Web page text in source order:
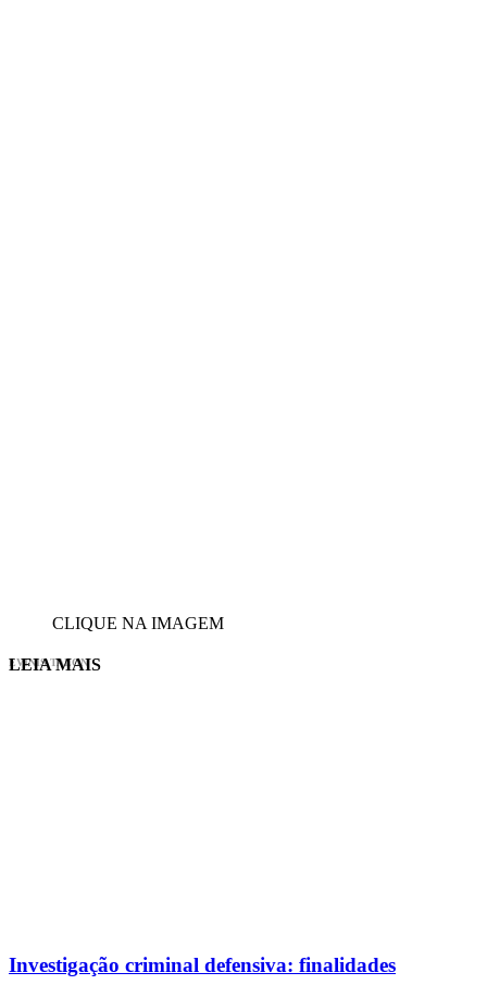
CLIQUE NA IMAGEM
EVINIS TALON
LEIA MAIS
Investigação criminal defensiva: finalidades